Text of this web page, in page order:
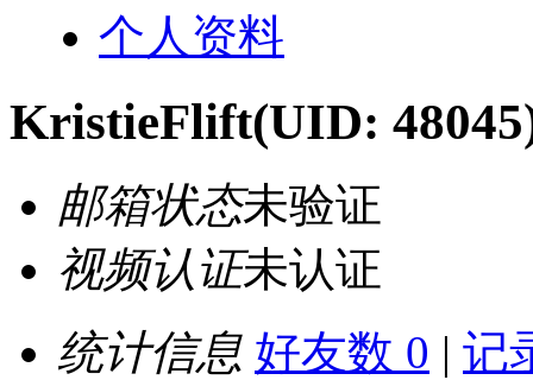
个人资料
KristieFlift(UID:
邮箱状态未验证
视频认证未认证
统计信息 好友数 0 | 记